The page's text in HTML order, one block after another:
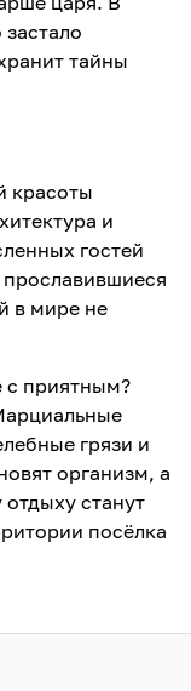
тайны
красоты
и
гостей
в мире не
с приятным?
грязи и
организм, а
станут
посёлка